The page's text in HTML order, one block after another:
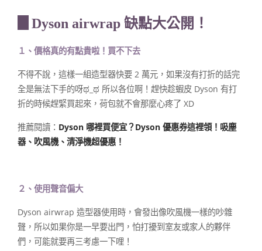
▊Dyson airwrap 缺點大公開！
１、價格真的有點貴啦！買不下去
不得不說，這樣一組造型器快要 2 萬元，如果沒有打折的話完
全是無法下手的呀ಥ_ಥ 所以各位啊！趕快趁蝦皮 Dyson 有打
折的時候趕緊買起來，荷包就不會那麼心疼了 XD
推薦閱讀： Dyson 哪裡買便宜？Dyson 優惠券這裡領！吸塵
器、吹風機、清淨機超優惠！
２、使用聲音偏大
Dyson airwrap 造型器使用時，會發出像吹風機一樣的吵雜
聲，所以如果你是一早要出門，怕打擾到室友或家人的夥伴
們，可能就要再三考慮一下哩！